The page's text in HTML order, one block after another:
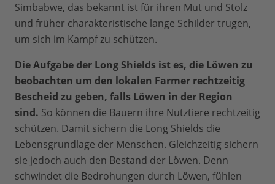
Simbabwe, das bekannt ist für ihren Mut und Stolz
und früher charakteristische lange Schilder trugen,
um sich im Kampf zu schützen.
Die Aufgabe der Long Shields ist es, die Löwen zu
beobachten um den lokalen Farmer rechtzeitig
Bescheid zu geben, falls Löwen in der Region
sind. So können die Bauern ihre Nutztiere rechtzeitig
schützen. Damit sichern die Long Shields die
Lebensgrundlage der Menschen. Gleichzeitig sichern
sie jedoch auch den Bestand der Löwen. Denn
schwindet die Bedrohungen durch Löwen, fühlen